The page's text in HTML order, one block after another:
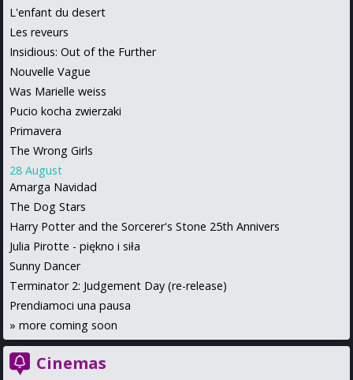
L'enfant du desert
Les reveurs
Insidious: Out of the Further
Nouvelle Vague
Was Marielle weiss
Pucio kocha zwierzaki
Primavera
The Wrong Girls
28 August
Amarga Navidad
The Dog Stars
Harry Potter and the Sorcerer's Stone 25th Annivers
Julia Pirotte - piękno i siła
Sunny Dancer
Terminator 2: Judgement Day (re-release)
Prendiamoci una pausa
» more coming soon
Cinemas